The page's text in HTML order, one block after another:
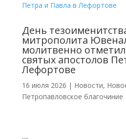
День
митрополита
молитвенно
святых апостолов
Лефортове
16 июля 2026 | Новости,
Петропавловское благочиние